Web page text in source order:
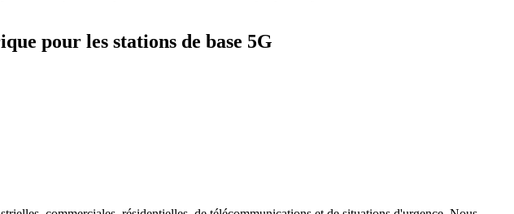
pour les stations de base 5G